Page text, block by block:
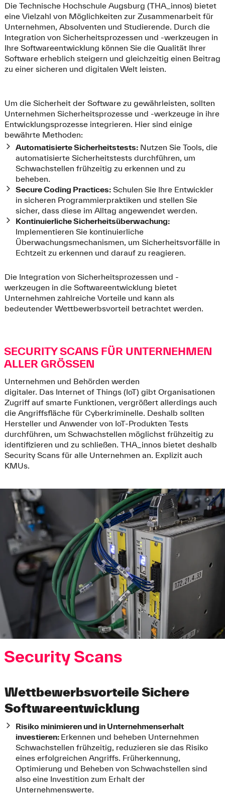
Die Technische Hochschule Augsburg (THA_innos) bietet
eine Vielzahl von Möglichkeiten zur Zusammenarbeit für
Unternehmen, Absolventen und Studierende. Durch die
Integration von Sicherheitsprozessen und -werkzeugen in
Ihre Softwareentwicklung können Sie die Qualität Ihrer
Software erheblich steigern und gleichzeitig einen Beitrag
zu einer sicheren und digitalen Welt leisten.
Um die Sicherheit der Software zu gewährleisten, sollten
Unternehmen Sicherheitsprozesse und -werkzeuge in ihre
Entwicklungsprozesse integrieren. Hier sind einige
bewährte Methoden:
Automatisierte Sicherheitstests:Nutzen Sie Tools, die
automatisierte Sicherheitstests durchführen, um
Schwachstellen frühzeitig zu erkennen und zu
beheben.
Secure Coding Practices:Schulen Sie Ihre Entwickler
in sicheren Programmierpraktiken und stellen Sie
sicher, dass diese im Alltag angewendet werden.
Kontinuierliche Sicherheitsüberwachung:
Implementieren Sie kontinuierliche
Überwachungsmechanismen, um Sicherheitsvorfälle in
Echtzeit zu erkennen und darauf zu reagieren.
Die Integration von Sicherheitsprozessen und -
werkzeugen in die Softwareentwicklung bietet
Unternehmen zahlreiche Vorteile und kann als
bedeutender Wettbewerbsvorteil betrachtet werden.
SECURITY SCANS FÜR UNTERNEHMEN
ALLER GRÖSSEN
Unternehmen und Behörden werden
digitaler. Das Internet of Things (IoT) gibt Organisationen
Zugriff auf smarte Funktionen, vergrößert allerdings auch
die Angriffsfläche für Cyberkriminelle. Deshalb sollten
Hersteller und Anwender von IoT-Produkten Tests
durchführen, um Schwachstellen möglichst frühzeitig zu
identifizieren und zu schließen. THA_innos bietet deshalb
Security Scans für alle Unternehmen an. Explizit auch
KMUs.
Security Scans
Wettbewerbsvorteile Sichere
Softwareentwicklung
Risiko minimieren und in Unternehmenserhalt
investieren: Erkennen und beheben Unternehmen
Schwachstellen frühzeitig, reduzieren sie das Risiko
eines erfolgreichen Angriffs. Früherkennung,
Optimierung und Beheben von Schwachstellen sind
also eine Investition zum Erhalt der
Unternehmenswerte.